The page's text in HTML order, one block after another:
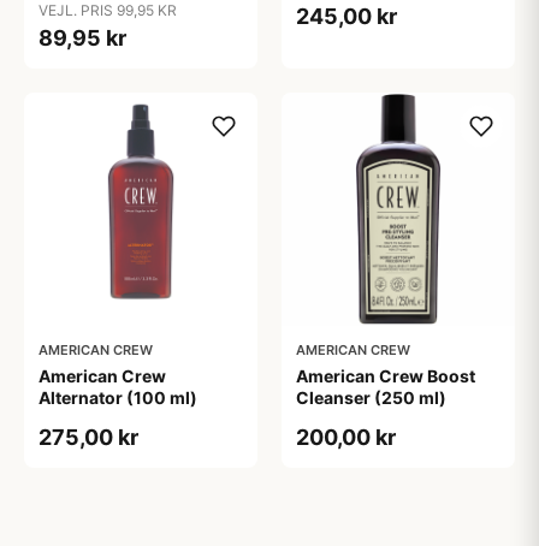
VEJL. PRIS 99,95 KR
89,95 kr
245,00 kr
AMERICAN CREW
American Crew
Alternator (100 ml)
275,00 kr
AMERICAN CREW
American Crew Boost
Cleanser (250 ml)
200,00 kr